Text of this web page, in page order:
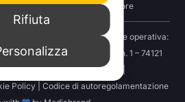
Indipendenza S.r.l. Editore
Cooperativa 100 Media | Sede operativa:
| Sede legale: Via Abruzzo n. 1 – 74121
| REA: TA-251456 |
Policy
Codice di autoregolamentazione
Rifiuta